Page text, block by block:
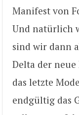
Manifest von
Und natürlich
sind wir dann
Delta der
das letzte
endgültig das